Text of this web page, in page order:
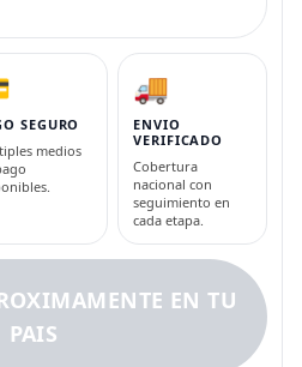
SEGURO
medios
🚚
ENVIO
VERIFICADO
Cobertura
nacional con
seguimiento en
cada etapa.
EN TU
PAIS